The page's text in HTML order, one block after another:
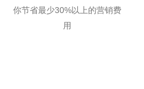
你节省最少30%以上的营销费
用